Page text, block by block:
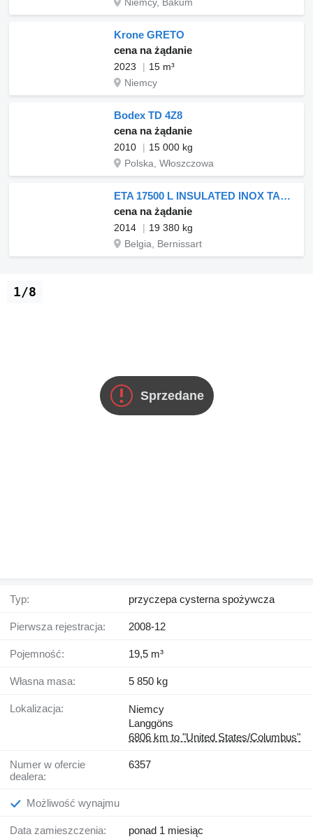
Krone GRETO
cena na żądanie
2023
15 m³
Niemcy
Bodex TD 4Z8
cena na żądanie
2010
15 000 kg
Polska, Włoszczowa
ETA 17500 L INSULATED INOX TANK - 1 COMP
cena na żądanie
2014
19 380 kg
Belgia, Bernissart
Sprzedane
1/8
Typ: przyczepa cysterna spożywcza
Pierwsza rejestracja: 2008-12
Pojemność: 19,5 m³
Własna masa: 5 850 kg
Lokalizacja:
Niemcy
Langgöns
6806 km to "United States/Columbus"
Numer w ofercie
dealera:
6357
Możliwość wynajmu
Data zamieszczenia: ponad 1 miesiąc